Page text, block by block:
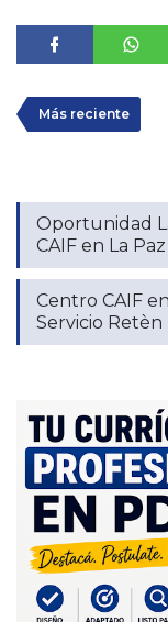
Más reciente
Oportunidad
CAIF en La Paz
Centro CAIF
Servicio Retèn